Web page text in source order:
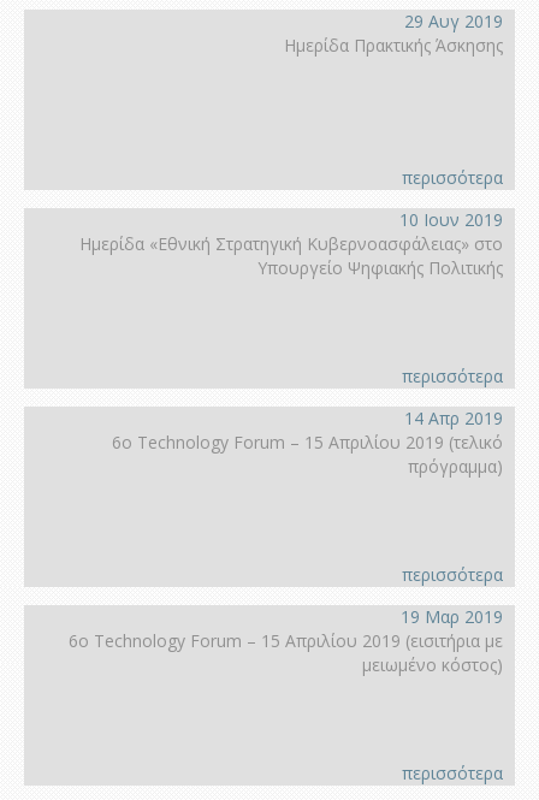
29 Αυγ 2019
Ημερίδα Πρακτικής Άσκησης
περισσότερα
10 Ιουν 2019
Ημερίδα «Εθνική Στρατηγική Κυβερνοασφάλειας» στο
Υπουργείο Ψηφιακής Πολιτικής
περισσότερα
14 Απρ 2019
6ο Technology Forum – 15 Απριλίου 2019 (τελικό
πρόγραμμα)
περισσότερα
19 Μαρ 2019
6ο Technology Forum – 15 Απριλίου 2019 (εισιτήρια με
μειωμένο κόστος)
περισσότερα